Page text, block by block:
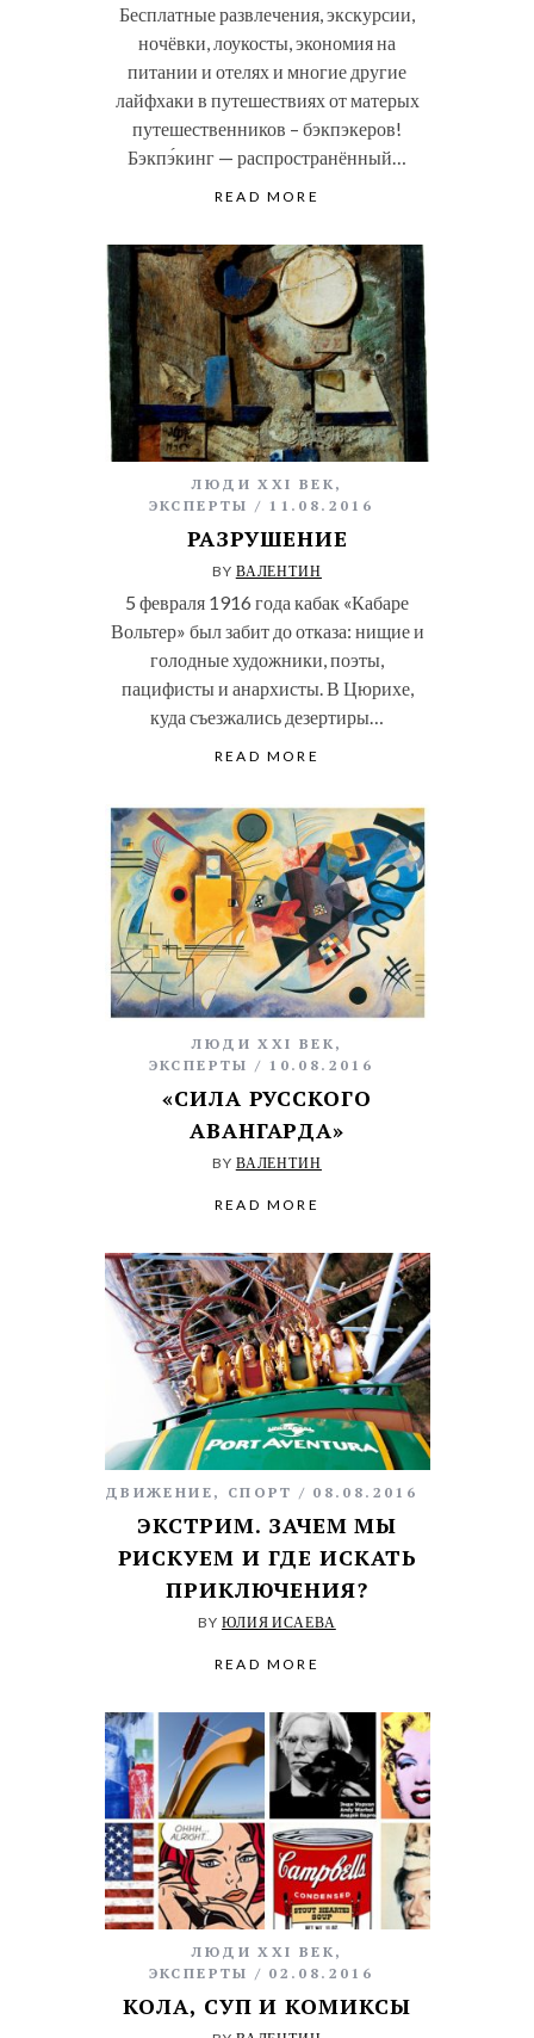
Бесплатные развлечения, экскурсии,
ночёвки, лоукосты, экономия на
питании и отелях и многие другие
лайфхаки в путешествиях от матерых
путешественников – бэкпэкеров!
Бэкпэ́кинг — распространённый…
READ MORE
ЛЮДИ XXI ВЕК ,
ЭКСПЕРТЫ
11.08.2016
РАЗРУШЕНИЕ
BY ВАЛЕНТИН
5 февраля 1916 года кабак «Кабаре
Вольтер» был забит до отказа: нищие и
голодные художники, поэты,
пацифисты и анархисты. В Цюрихе,
куда съезжались дезертиры…
READ MORE
ЛЮДИ XXI ВЕК ,
ЭКСПЕРТЫ
10.08.2016
«СИЛА РУССКОГО
АВАНГАРДА»
BY ВАЛЕНТИН
READ MORE
ДВИЖЕНИЕ , СПОРТ 08.08.2016
ЭКСТРИМ. ЗАЧЕМ МЫ
РИСКУЕМ И ГДЕ ИСКАТЬ
ПРИКЛЮЧЕНИЯ?
BY ЮЛИЯ ИСАЕВА
READ MORE
ЛЮДИ XXI ВЕК ,
ЭКСПЕРТЫ
02.08.2016
КОЛА, СУП И КОМИКСЫ